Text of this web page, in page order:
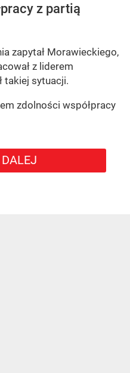
z partią
zapytał Morawieckiego,
z liderem
takiej sytuacji.
zdolności współpracy